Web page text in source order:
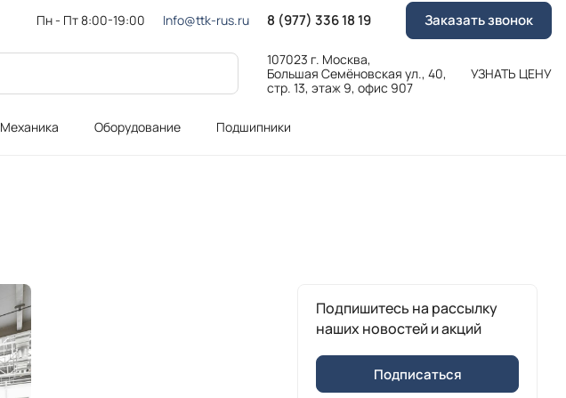
Пн - Пт 8:00-19:00 Info@ttk-rus.ru 8 (977) 336 18 19 Заказать звонок
107023 г. Москва,
Большая Семёновская ул., 40,
стр. 13, этаж 9, офис 907
УЗНАТЬ ЦЕНУ
Механика Оборудование Подшипники
Подпишитесь на рассылку
наших новостей и акций
Подписаться